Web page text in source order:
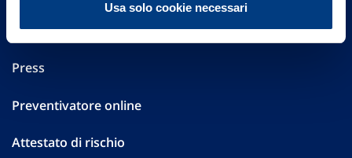
Usa solo cookie necessari
Performances
Press
Preventivatore online
Attestato di rischio